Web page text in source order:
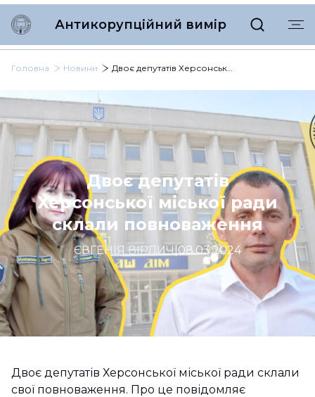
Антикорупційний вимір
Головна Новини Двоє депутатів Херсонської міської ради склали повноваження
Двоє депутатів
Херсонської міської ради
склали повноваження
ЄВГЕНІЯ ВІРЛИЧ|08.03.2024
Двоє депутатів Херсонської міської ради склали
свої повноваження. Про це повідомляє